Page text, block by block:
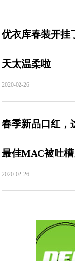
优衣库春装开挂
天太温柔啦
2020-02-26
春季新品口红，
最佳MAC被吐
2020-02-26